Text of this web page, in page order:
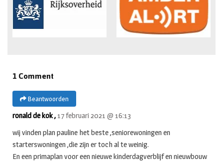
1 Comment
Beantwoorden
ronald de kok , 17 februari 2021 @ 16:13
wij vinden plan pauline het beste ,seniorewoningen en
starterswoningen ,die zijn er toch al te weinig.
En een primaplan voor een nieuwe kinderdagverblijf en nieuwbouw